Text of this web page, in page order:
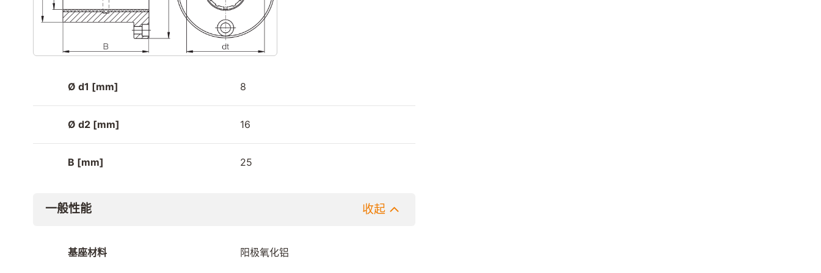
Ø d1 [mm] 8
Ø d2 [mm] 16
B [mm] 25
一般性能 收起
基座材料 阳极氧化铝